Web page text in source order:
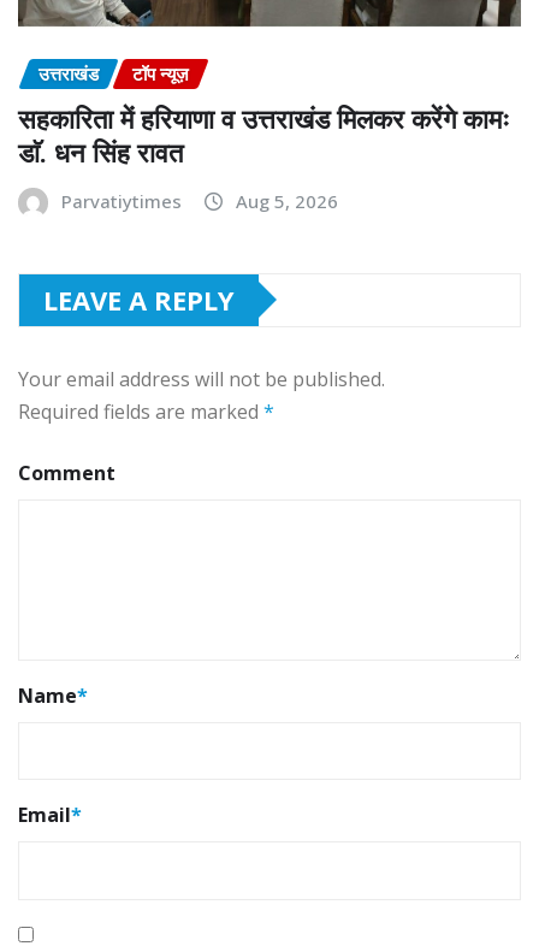
उत्तराखंड टॉप न्यूज़
सहकारिता में हरियाणा व उत्तराखंड मिलकर करेंगे कामः
डाॅ. धन सिंह रावत
Parvatiytimes Aug 5, 2026
LEAVE A REPLY
Your email address will not be published.
Required fields are marked *
Comment
Name*
Email*